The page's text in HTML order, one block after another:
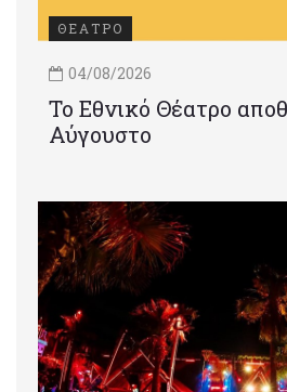
ΘΕΑΤΡΟ
04/08/2026
Το Εθνικό Θέατρο
Αύγουστο